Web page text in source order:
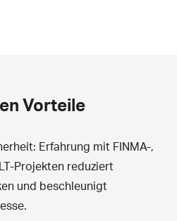
Vorteile
Erfahrung mit FINMA-,
Projekten reduziert
und beschleunigt